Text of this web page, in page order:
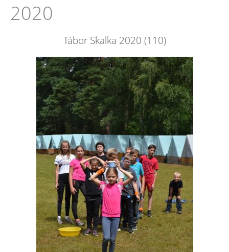
2020
Tábor Skalka 2020 (110)